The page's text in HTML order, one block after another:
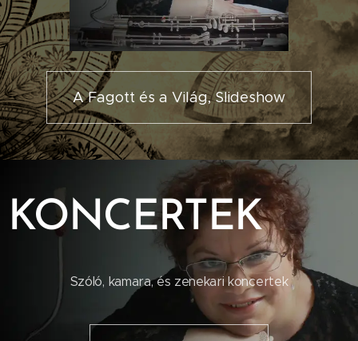
A Fagott és a Világ, Slideshow
KONCERTEK
Szóló, kamara, és zenekari koncertek